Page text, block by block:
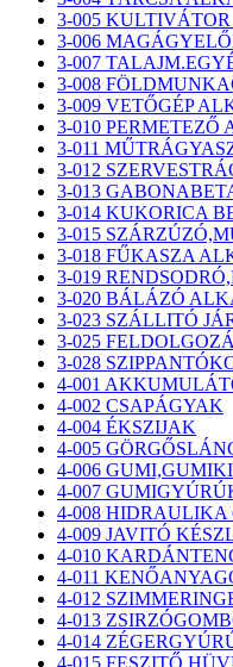
3-005
3-006
3-007
3-008
3-009 VETŐGÉP
3-010 PERMETEZŐ
3-011
3-012
3-013
3-014 KUKORICA
3-015
3-018 FŰKASZA
3-019
3-020 BÁLÁZÓ
3-023 SZÁLLITÓ
3-025
3-028
4-001
4-002 CSAPÁGYAK
4-004 ÉKSZIJAK
4-005
4-006
4-007
4-008 HIDRAULIKA
4-009 JAVITÓ
4-010
4-011
4-012
4-013
4-014
4-015 FESZITŐ